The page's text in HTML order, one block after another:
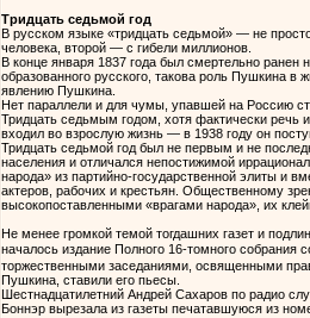
Тридцать седьмой год
В русском языке «тридцать седьмой» — не
человека, второй — с гибели миллионов.
В конце января 1837 года был смертельно
образованного русского, такова роль Пушкина
явлению Пушкина.
Нет параллели и для чумы, упавшей на Россию
Тридцать седьмым годом, хотя фактически речь
входил во взрослую жизнь — в 1938 году он
Тридцать седьмой год был не первым и не
населения и отличался непостижимой
народа» из партийно-государственной элиты и
актеров, рабочих и крестьян. Общественному
высокопоставленными «врагами народа», их
Не менее громкой темой тогдашних газет и
началось издание Полного 16-томного
торжественными заседаниями, освященными
Пушкина, ставили его пьесы.
Шестнадцатилетний Андрей Сахаров по радио
Боннэр вырезала из газеты печатавшуюся из